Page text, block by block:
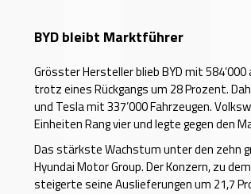
BYD bleibt Marktführer
Grösster Hersteller blieb BYD mit
trotz eines Rückgangs um 28 Prozent.
und Tesla mit 337’000 Fahrzeugen.
Einheiten Rang vier und legte gegen den
Das stärkste Wachstum unter den zehn
Hyundai Motor Group. Der Konzern, zu
steigerte seine Auslieferungen um 21,7